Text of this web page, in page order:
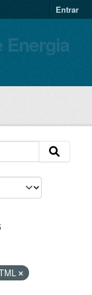
Entrar
Energia